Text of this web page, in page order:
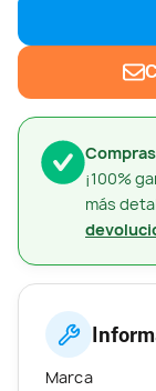
¡100%
más
Marca